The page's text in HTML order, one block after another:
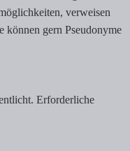
verweisen
können gern Pseudonyme
Erforderliche